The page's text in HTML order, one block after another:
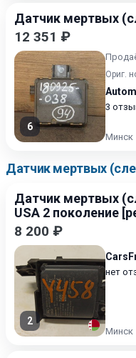
Датчик мертвых
12 351 ₽
6
Ориг.
3
Минск
Датчик мертвых
Датчик мертвых
USA 2 поколение
2.7
8 200 ₽
2
нет
Минск